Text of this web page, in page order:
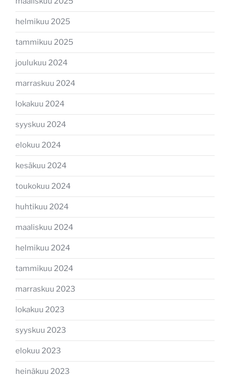
helmikuu 2025
tammikuu 2025
joulukuu 2024
marraskuu 2024
lokakuu 2024
syyskuu 2024
elokuu 2024
kesäkuu 2024
toukokuu 2024
huhtikuu 2024
maaliskuu 2024
helmikuu 2024
tammikuu 2024
marraskuu 2023
lokakuu 2023
syyskuu 2023
elokuu 2023
heinäkuu 2023